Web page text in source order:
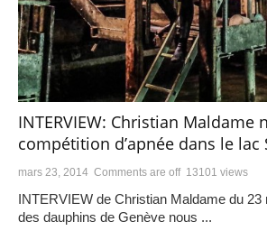
INTERVIEW: Christian Maldame
compétition d’apnée dans le lac
mars 23, 2014 Comments are off 13101 views
INTERVIEW de Christian Maldame du 23
des dauphins de Genève nous ...